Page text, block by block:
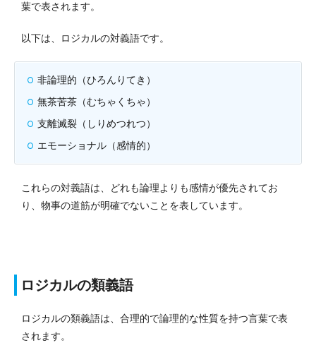
葉で表されます。
以下は、ロジカルの対義語です。
非論理的（ひろんりてき）
無茶苦茶（むちゃくちゃ）
支離滅裂（しりめつれつ）
エモーショナル（感情的）
これらの対義語は、どれも論理よりも感情が優先されてお
り、物事の道筋が明確でないことを表しています。
ロジカルの類義語
ロジカルの類義語は、合理的で論理的な性質を持つ言葉で表
されます。